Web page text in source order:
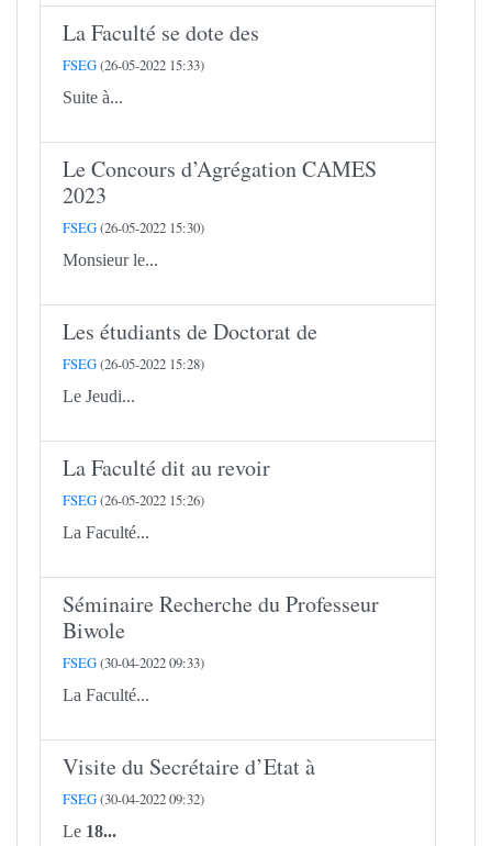
La Faculté se dote des
FSEG(26-05-2022 15:33)
Suite à...
Le Concours d’Agrégation CAMES
2023
FSEG(26-05-2022 15:30)
Monsieur le...
Les étudiants de Doctorat de
FSEG(26-05-2022 15:28)
Le Jeudi...
La Faculté dit au revoir
FSEG(26-05-2022 15:26)
La Faculté...
Séminaire Recherche du Professeur
Biwole
FSEG(30-04-2022 09:33)
La Faculté...
Visite du Secrétaire d’Etat à
FSEG(30-04-2022 09:32)
Le 18...